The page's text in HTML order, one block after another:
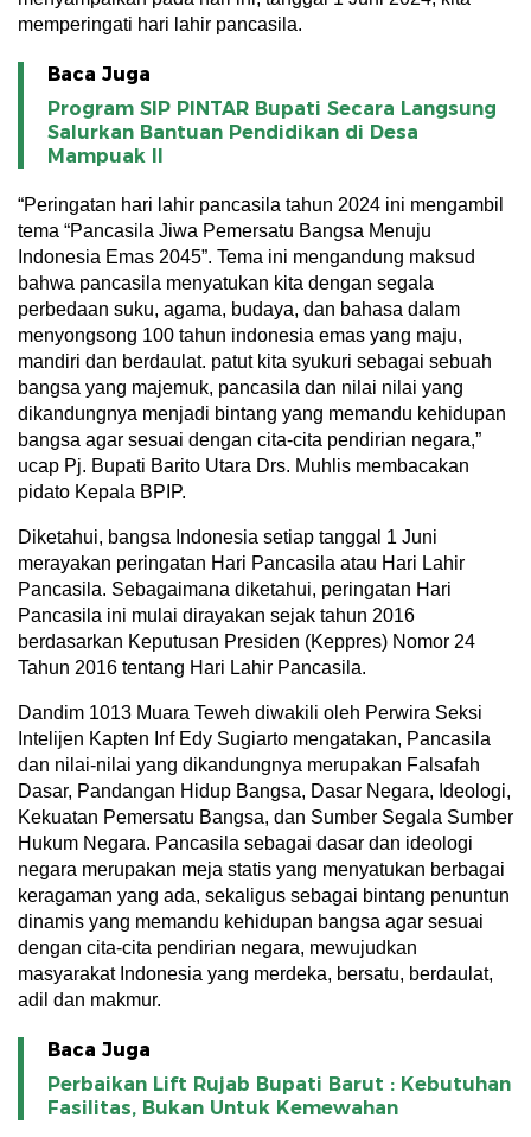
memperingati hari lahir pancasila.
Baca Juga
Program SIP PINTAR Bupati Secara Langsung
Salurkan Bantuan Pendidikan di Desa
Mampuak ll
“Peringatan hari lahir pancasila tahun 2024 ini mengambil
tema “Pancasila Jiwa Pemersatu Bangsa Menuju
Indonesia Emas 2045”. Tema ini mengandung maksud
bahwa pancasila menyatukan kita dengan segala
perbedaan suku, agama, budaya, dan bahasa dalam
menyongsong 100 tahun indonesia emas yang maju,
mandiri dan berdaulat. patut kita syukuri sebagai sebuah
bangsa yang majemuk, pancasila dan nilai nilai yang
dikandungnya menjadi bintang yang memandu kehidupan
bangsa agar sesuai dengan cita-cita pendirian negara,”
ucap Pj. Bupati Barito Utara Drs. Muhlis membacakan
pidato Kepala BPIP.
Diketahui, bangsa Indonesia setiap tanggal 1 Juni
merayakan peringatan Hari Pancasila atau Hari Lahir
Pancasila. Sebagaimana diketahui, peringatan Hari
Pancasila ini mulai dirayakan sejak tahun 2016
berdasarkan Keputusan Presiden (Keppres) Nomor 24
Tahun 2016 tentang Hari Lahir Pancasila.
Dandim 1013 Muara Teweh diwakili oleh Perwira Seksi
Intelijen Kapten Inf Edy Sugiarto mengatakan, Pancasila
dan nilai-nilai yang dikandungnya merupakan Falsafah
Dasar, Pandangan Hidup Bangsa, Dasar Negara, Ideologi,
Kekuatan Pemersatu Bangsa, dan Sumber Segala Sumber
Hukum Negara. Pancasila sebagai dasar dan ideologi
negara merupakan meja statis yang menyatukan berbagai
keragaman yang ada, sekaligus sebagai bintang penuntun
dinamis yang memandu kehidupan bangsa agar sesuai
dengan cita-cita pendirian negara, mewujudkan
masyarakat Indonesia yang merdeka, bersatu, berdaulat,
adil dan makmur.
Baca Juga
Perbaikan Lift Rujab Bupati Barut : Kebutuhan
Fasilitas, Bukan Untuk Kemewahan